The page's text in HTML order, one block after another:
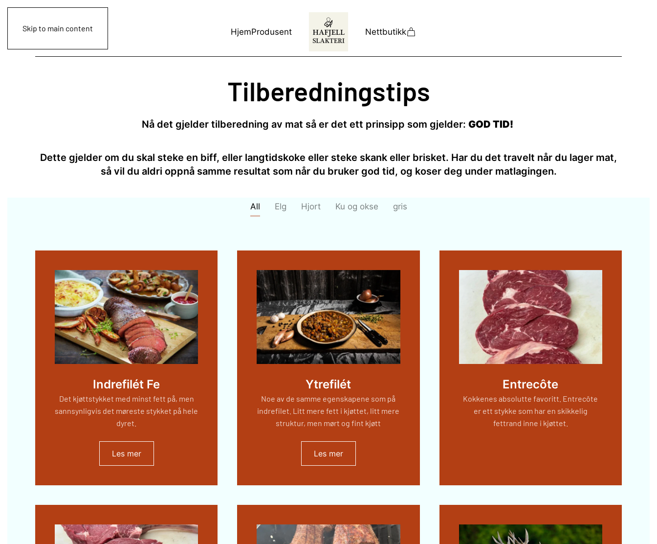
Skip to main content HjemProdusent Nettbutikk
Tilberedningstips
Nå det gjelder tilberedning av mat så er det ett prinsipp som gjelder: GOD TID!
Dette gjelder om du skal steke en biff, eller langtidskoke eller steke skank eller brisket. Har du det travelt når du lager mat,
så vil du aldri oppnå samme resultat som når du bruker god tid, og koser deg under matlagingen.
All Elg Hjort Ku og okse gris
Indrefilét Fe
Det kjøttstykket med minst fett på, men
sannsynligvis det møreste stykket på hele
dyret.
Les mer
Ytrefilét
Noe av de samme egenskapene som på
indrefilet. Litt mere fett i kjøttet, litt mere
struktur, men mørt og fint kjøtt
Les mer
Entrecôte
Kokkenes absolutte favoritt. Entrecôte
er ett stykke som har en skikkelig
fettrand inne i kjøttet.